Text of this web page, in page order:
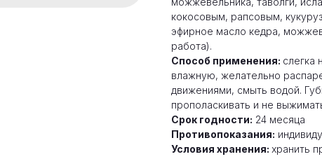
кокосовым, рапсовым,
эфирное масло кедра,
работа).
Способ применения: слегка
влажную, желательно
движениями, смыть водой.
прополаскивать и не
Срок годности: 24 месяца
Противопоказания:
Условия хранения: хранить